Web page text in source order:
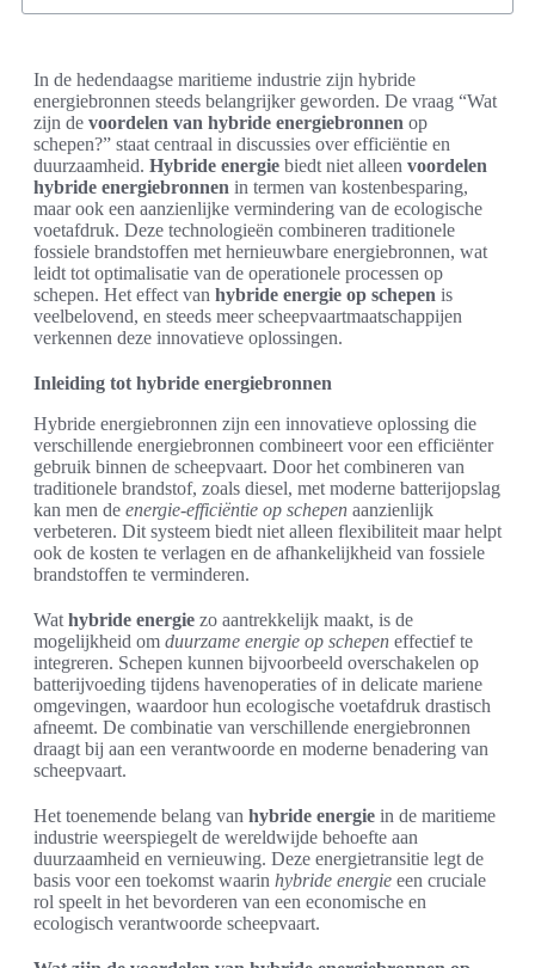
In de hedendaagse maritieme industrie zijn hybride
energiebronnen steeds belangrijker geworden. De vraag “Wat
zijn de voordelen van hybride energiebronnen op
schepen?” staat centraal in discussies over efficiëntie en
duurzaamheid. Hybride energie biedt niet alleen voordelen
hybride energiebronnen in termen van kostenbesparing,
maar ook een aanzienlijke vermindering van de ecologische
voetafdruk. Deze technologieën combineren traditionele
fossiele brandstoffen met hernieuwbare energiebronnen, wat
leidt tot optimalisatie van de operationele processen op
schepen. Het effect van hybride energie op schepen is
veelbelovend, en steeds meer scheepvaartmaatschappijen
verkennen deze innovatieve oplossingen.
Inleiding tot hybride energiebronnen
Hybride energiebronnen zijn een innovatieve oplossing die
verschillende energiebronnen combineert voor een efficiënter
gebruik binnen de scheepvaart. Door het combineren van
traditionele brandstof, zoals diesel, met moderne batterijopslag
kan men de energie-efficiëntie op schepen aanzienlijk
verbeteren. Dit systeem biedt niet alleen flexibiliteit maar helpt
ook de kosten te verlagen en de afhankelijkheid van fossiele
brandstoffen te verminderen.
Wat hybride energie zo aantrekkelijk maakt, is de
mogelijkheid om duurzame energie op schepen effectief te
integreren. Schepen kunnen bijvoorbeeld overschakelen op
batterijvoeding tijdens havenoperaties of in delicate mariene
omgevingen, waardoor hun ecologische voetafdruk drastisch
afneemt. De combinatie van verschillende energiebronnen
draagt bij aan een verantwoorde en moderne benadering van
scheepvaart.
Het toenemende belang van hybride energie in de maritieme
industrie weerspiegelt de wereldwijde behoefte aan
duurzaamheid en vernieuwing. Deze energietransitie legt de
basis voor een toekomst waarin hybride energie een cruciale
rol speelt in het bevorderen van een economische en
ecologisch verantwoorde scheepvaart.